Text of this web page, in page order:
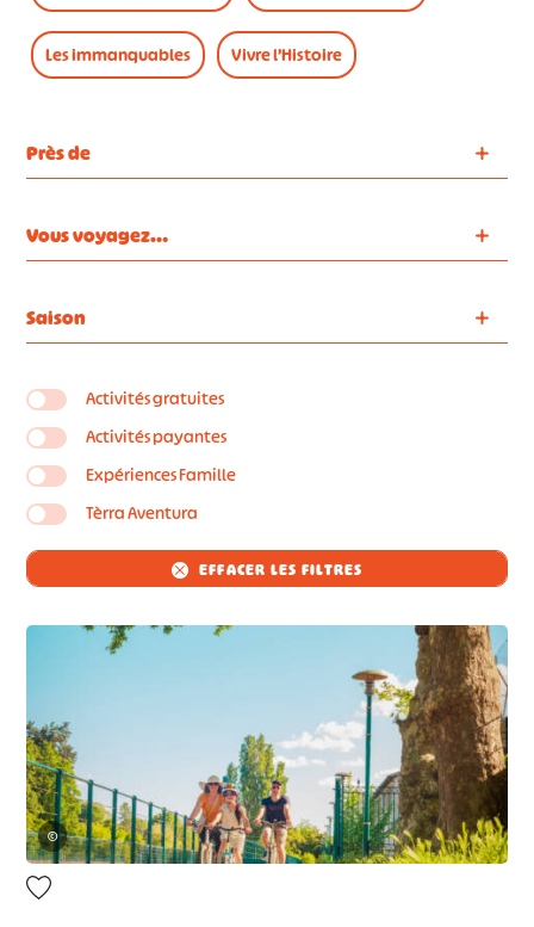
Les immanquables Vivre l’Histoire
Près de
Vous voyagez…
Saison
Activités gratuites
Activités payantes
Expériences Famille
Tèrra Aventura
EFFACER LES FILTRES
©